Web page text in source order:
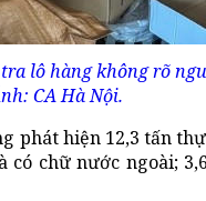
lô hàng không rõ
CA Hà Nội.
phát hiện 12,3 tấn
có chữ nước ngoài;